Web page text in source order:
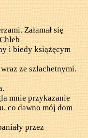
Załamał się
i biedy książęcym
ze szlachetnymi.
mnie przykazanie
co dawno mój dom
przez